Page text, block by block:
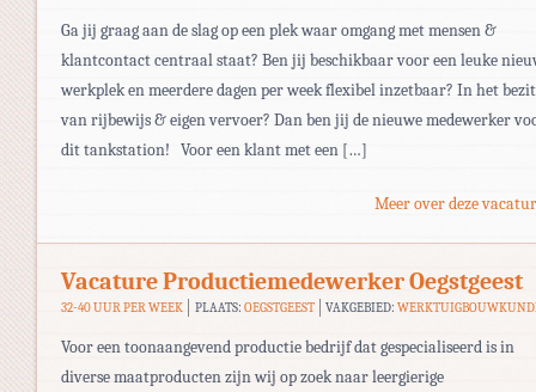
Ga jij graag aan de slag op een plek waar omgang met mensen &
klantcontact centraal staat? Ben jij beschikbaar voor een leuke
werkplek en meerdere dagen per week flexibel inzetbaar? In het bezit
van rijbewijs & eigen vervoer? Dan ben jij de nieuwe medewerker
dit tankstation! Voor een klant met een […]
Meer over deze
Vacature Productiemedewerker Oegstgeest
32-40 UUR PER WEEK PLAATS: OEGSTGEEST VAKGEBIED:
Voor een toonaangevend productie bedrijf dat gespecialiseerd is in
diverse maatproducten zijn wij op zoek naar leergierige